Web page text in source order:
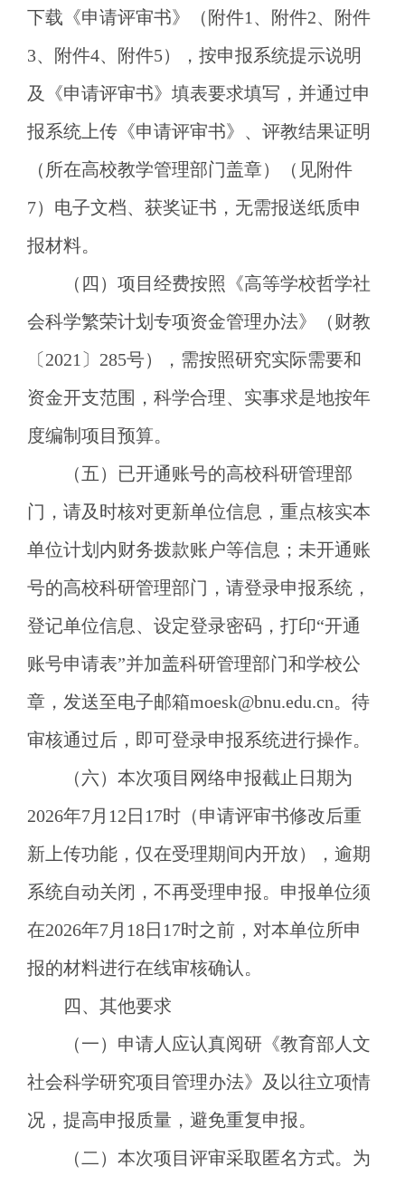
下载《申请评审书》（附件1、附件2、附件
3、附件4、附件5），按申报系统提示说明
及《申请评审书》填表要求填写，并通过申
报系统上传《申请评审书》、评教结果证明
（所在高校教学管理部门盖章）（见附件
7）电子文档、获奖证书，无需报送纸质申
报材料。
（四）项目经费按照《高等学校哲学社
会科学繁荣计划专项资金管理办法》（财教
〔 2021〕285号），需按照研究实际需要和
资金开支范围，科学合理、实事求是地按年
度编制项目预算。
（五）已开通账号的高校科研管理部
门，请及时核对更新单位信息，重点核实本
单位计划内财务拨款账户等信息；未开通账
号的高校科研管理部门，请登录申报系统，
登记单位信息、设定登录密码，打印“开通
账号申请表”并加盖科研管理部门和学校公
章，发送至电子邮箱moesk@bnu.edu.cn。待
审核通过后，即可登录申报系统进行操作。
（六）本次项目网络申报截止日期为
2026年7月12日17时（申请评审书修改后重
新上传功能，仅在受理期间内开放），逾期
系统自动关闭，不再受理申报。申报单位须
在2026年7月18日17时之前，对本单位所申
报的材料进行在线审核确认。
四、其他要求
（一）申请人应认真阅研《教育部人文
社会科学研究项目管理办法》及以往立项情
况，提高申报质量，避免重复申报。
（二）本次项目评审采取匿名方式。为